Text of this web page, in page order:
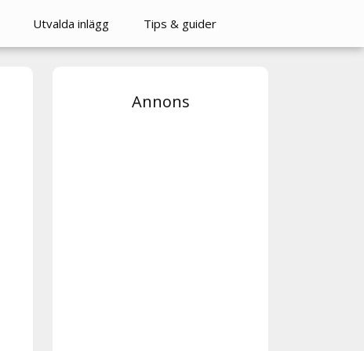
Utvalda inlägg Tips & guider
Annons